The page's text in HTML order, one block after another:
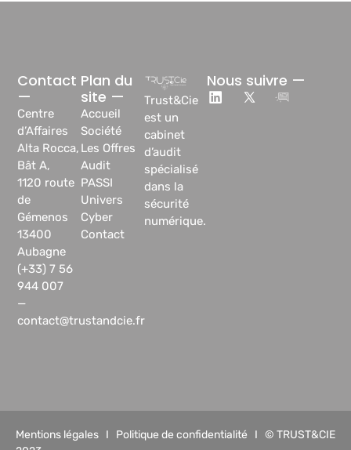
Trust&Cie
est un
cabinet
d’audit
spécialisé
dans la
sécurité
numérique.
Plan du
site —
Accueil
Société
Les Offres
Audit
PASSI
Univers
Cyber
Contact
Contact
—
Centre
d’Affaires
Alta Rocca,
Bât A,
1120 route
de
Gémenos
13400
Aubagne
(+33) 7 56
944 007
—
contact@trustandcie.fr
Nous suivre —
Mentions légales I Politique de confidentialité I © TRUST&CIE